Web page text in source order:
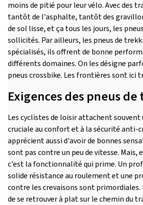
moins de pitié pour leur vélo. Avec des
tantôt de l'asphalte, tantôt des
de sol lisse, et ça tous les jours, les
sollicités. Par ailleurs, les pneus de
spécialisés, ils offrent de bonne
différents domaines. On les désigne
pneus crossbike. Les frontières sont ici
Exigences des pneus
Les cyclistes de loisir attachent
cruciale au confort et à la sécurité anti-
apprécient aussi d'avoir de bonnes
sont pas contre un peu de vitesse. Mais,
c'est la fonctionnalité qui prime. Un
solide résistance au roulement et une
contre les crevaisons sont primordiales.
de se retrouver à plat sur le chemin du